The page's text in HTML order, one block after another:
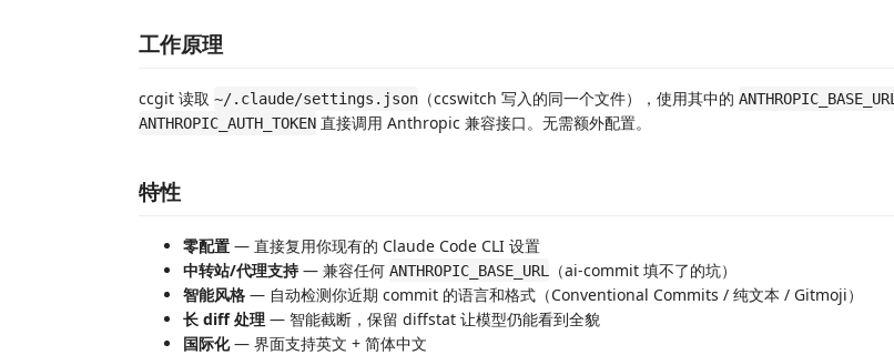
工作原理
ccgit 读取 ~/.claude/settings.json （ccswitch 写入的同一个文件），使用其中的 ANTHROPIC_BASE_URL
ANTHROPIC_AUTH_TOKEN 直接调用 Anthropic 兼容接口。无需额外配置。
特性
零配置 — 直接复用你现有的 Claude Code CLI 设置
中转站/代理支持— 兼容任何 ANTHROPIC_BASE_URL
（ai-commit 填不了的坑）
智能风格 — 自动检测你近期 commit 的语言和格式（Conventional Commits / 纯文本 / Gitmoji）
长 diff 处理 — 智能截断，保留 diffstat 让模型仍能看到全貌
国际化— 界面支持英文 + 简体中文